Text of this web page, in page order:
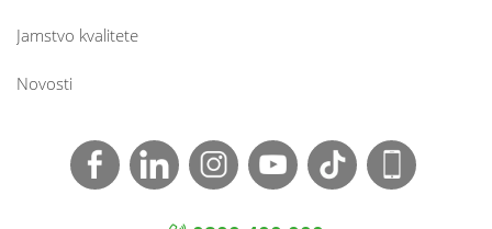
Jamstvo kvalitete
Novosti